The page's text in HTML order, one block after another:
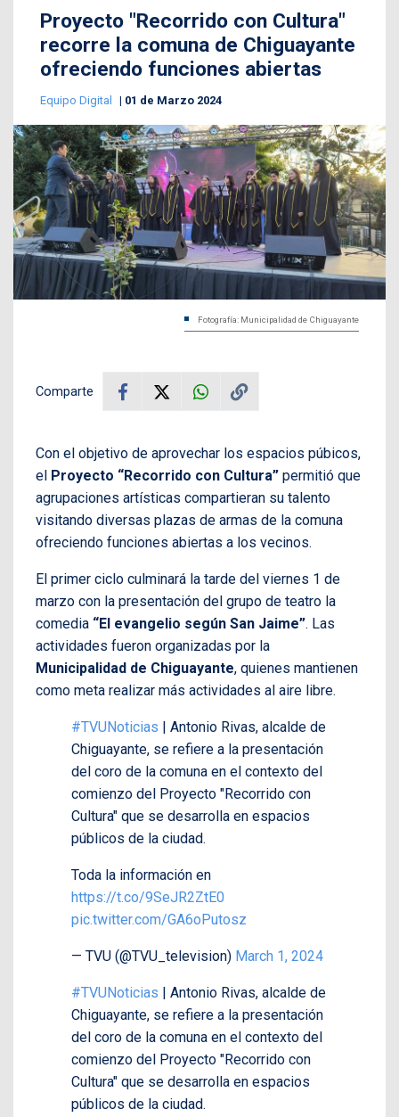
Proyecto "Recorrido con Cultura"
recorre la comuna de Chiguayante
ofreciendo funciones abiertas
Equipo Digital 01 de Marzo 2024
Fotografía: Municipalidad de Chiguayante
Comparte
Con el objetivo de aprovechar los espacios púbicos,
el Proyecto “Recorrido con Cultura” permitió que
agrupaciones artísticas compartieran su talento
visitando diversas plazas de armas de la comuna
ofreciendo funciones abiertas a los vecinos.
El primer ciclo culminará la tarde del viernes 1 de
marzo con la presentación del grupo de teatro la
comedia “El evangelio según San Jaime”. Las
actividades fueron organizadas por la
Municipalidad de Chiguayante, quienes mantienen
como meta realizar más actividades al aire libre.
#TVUNoticias | Antonio Rivas, alcalde de
Chiguayante, se refiere a la presentación
del coro de la comuna en el contexto del
comienzo del Proyecto "Recorrido con
Cultura" que se desarrolla en espacios
públicos de la ciudad.
Toda la información en
https://t.co/9SeJR2ZtE0
pic.twitter.com/GA6oPutosz
— TVU (@TVU_television) March 1, 2024
#TVUNoticias | Antonio Rivas, alcalde de
Chiguayante, se refiere a la presentación
del coro de la comuna en el contexto del
comienzo del Proyecto "Recorrido con
Cultura" que se desarrolla en espacios
públicos de la ciudad.